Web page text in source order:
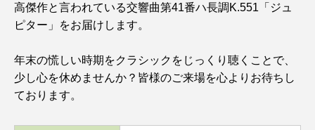
高傑作と言われている交響曲第41番ハ長調K.551「ジュ
ピター」をお届けします。
年末の慌しい時期をクラシックをじっくり聴くことで、
少し心を休めませんか？皆様のご来場を心よりお待ちし
ております。